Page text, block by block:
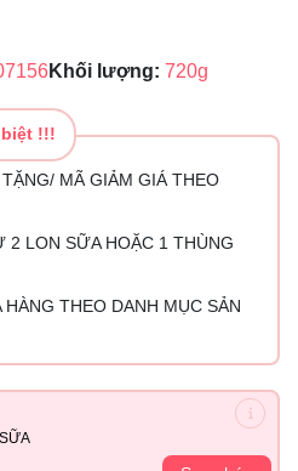
Khối lượng: 720g
!!!
MÃ GIẢM GIÁ THEO
2 LON SỮA HOẶC 1 THÙNG
THEO DANH MỤC SẢN